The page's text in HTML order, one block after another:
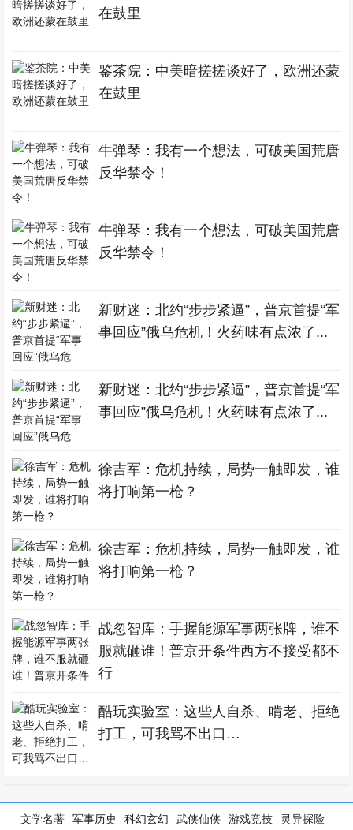
在鼓里
鉴茶院：中美暗搓搓谈好了，欧洲还蒙
在鼓里
牛弹琴：我有一个想法，可破美国荒唐
反华禁令！
牛弹琴：我有一个想法，可破美国荒唐
反华禁令！
新财迷：北约“步步紧逼”，普京首提“军
事回应”俄乌危机！火药味有点浓了...
新财迷：北约“步步紧逼”，普京首提“军
事回应”俄乌危机！火药味有点浓了...
徐吉军：危机持续，局势一触即发，谁
将打响第一枪？
徐吉军：危机持续，局势一触即发，谁
将打响第一枪？
战忽智库：手握能源军事两张牌，谁不
服就砸谁！普京开条件西方不接受都不
行
酷玩实验室：这些人自杀、啃老、拒绝
打工，可我骂不出口…
文学名著 军事历史 科幻玄幻 武侠仙侠 游戏竞技
灵异探险